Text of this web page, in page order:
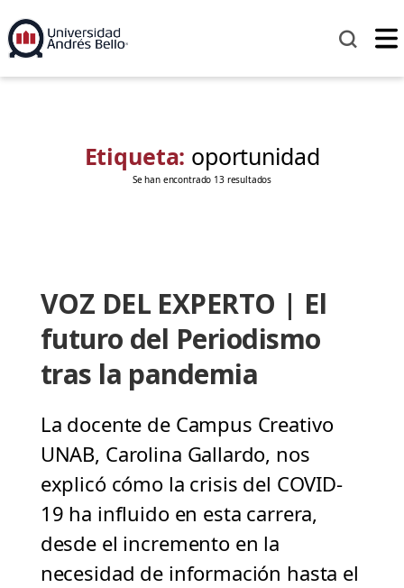
Etiqueta: oportunidad
Se han encontrado 13 resultados
VOZ DEL EXPERTO | El
futuro del Periodismo
tras la pandemia
La docente de Campus Creativo
UNAB, Carolina Gallardo, nos
explicó cómo la crisis del COVID-
19 ha influido en esta carrera,
desde el incremento en la
necesidad de información hasta el